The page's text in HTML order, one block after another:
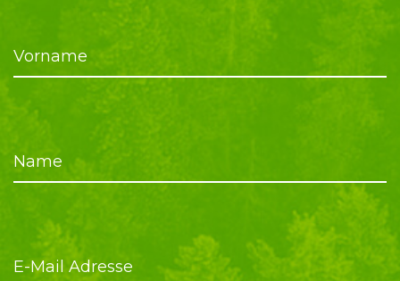
Vorname
Name
E-Mail Adresse